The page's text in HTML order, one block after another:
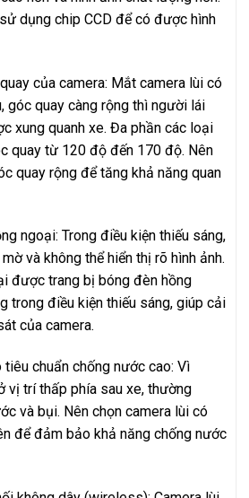
dụng chip CCD để có được hình
của camera: Mắt camera lùi có
góc quay càng rộng thì người lái
xung quanh xe. Đa phần các loại
quay từ 120 độ đến 170 độ. Nên
quay rộng để tăng khả năng quan
ngoại: Trong điều kiện thiếu sáng,
và không thể hiển thị rõ hình ảnh.
được trang bị bóng đèn hồng
trong điều kiện thiếu sáng, giúp cải
của camera.
tiêu chuẩn chống nước cao: Vì
vị trí thấp phía sau xe, thường
và bụi. Nên chọn camera lùi có
để đảm bảo khả năng chống nước